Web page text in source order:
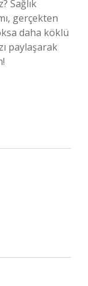
Sağlık
gerçekten
daha köklü
paylaşarak